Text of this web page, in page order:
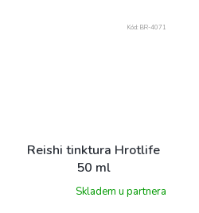
Reishi tinktura Hrotlife
50 ml
Skladem u partnera
Kód: BR-4071